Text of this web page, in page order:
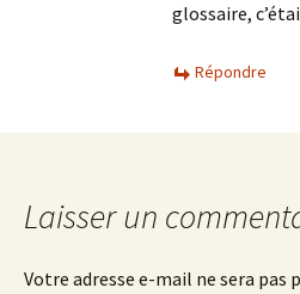
glossaire,
Répondre
Laisser un
Votre adresse e-mail ne sera pas